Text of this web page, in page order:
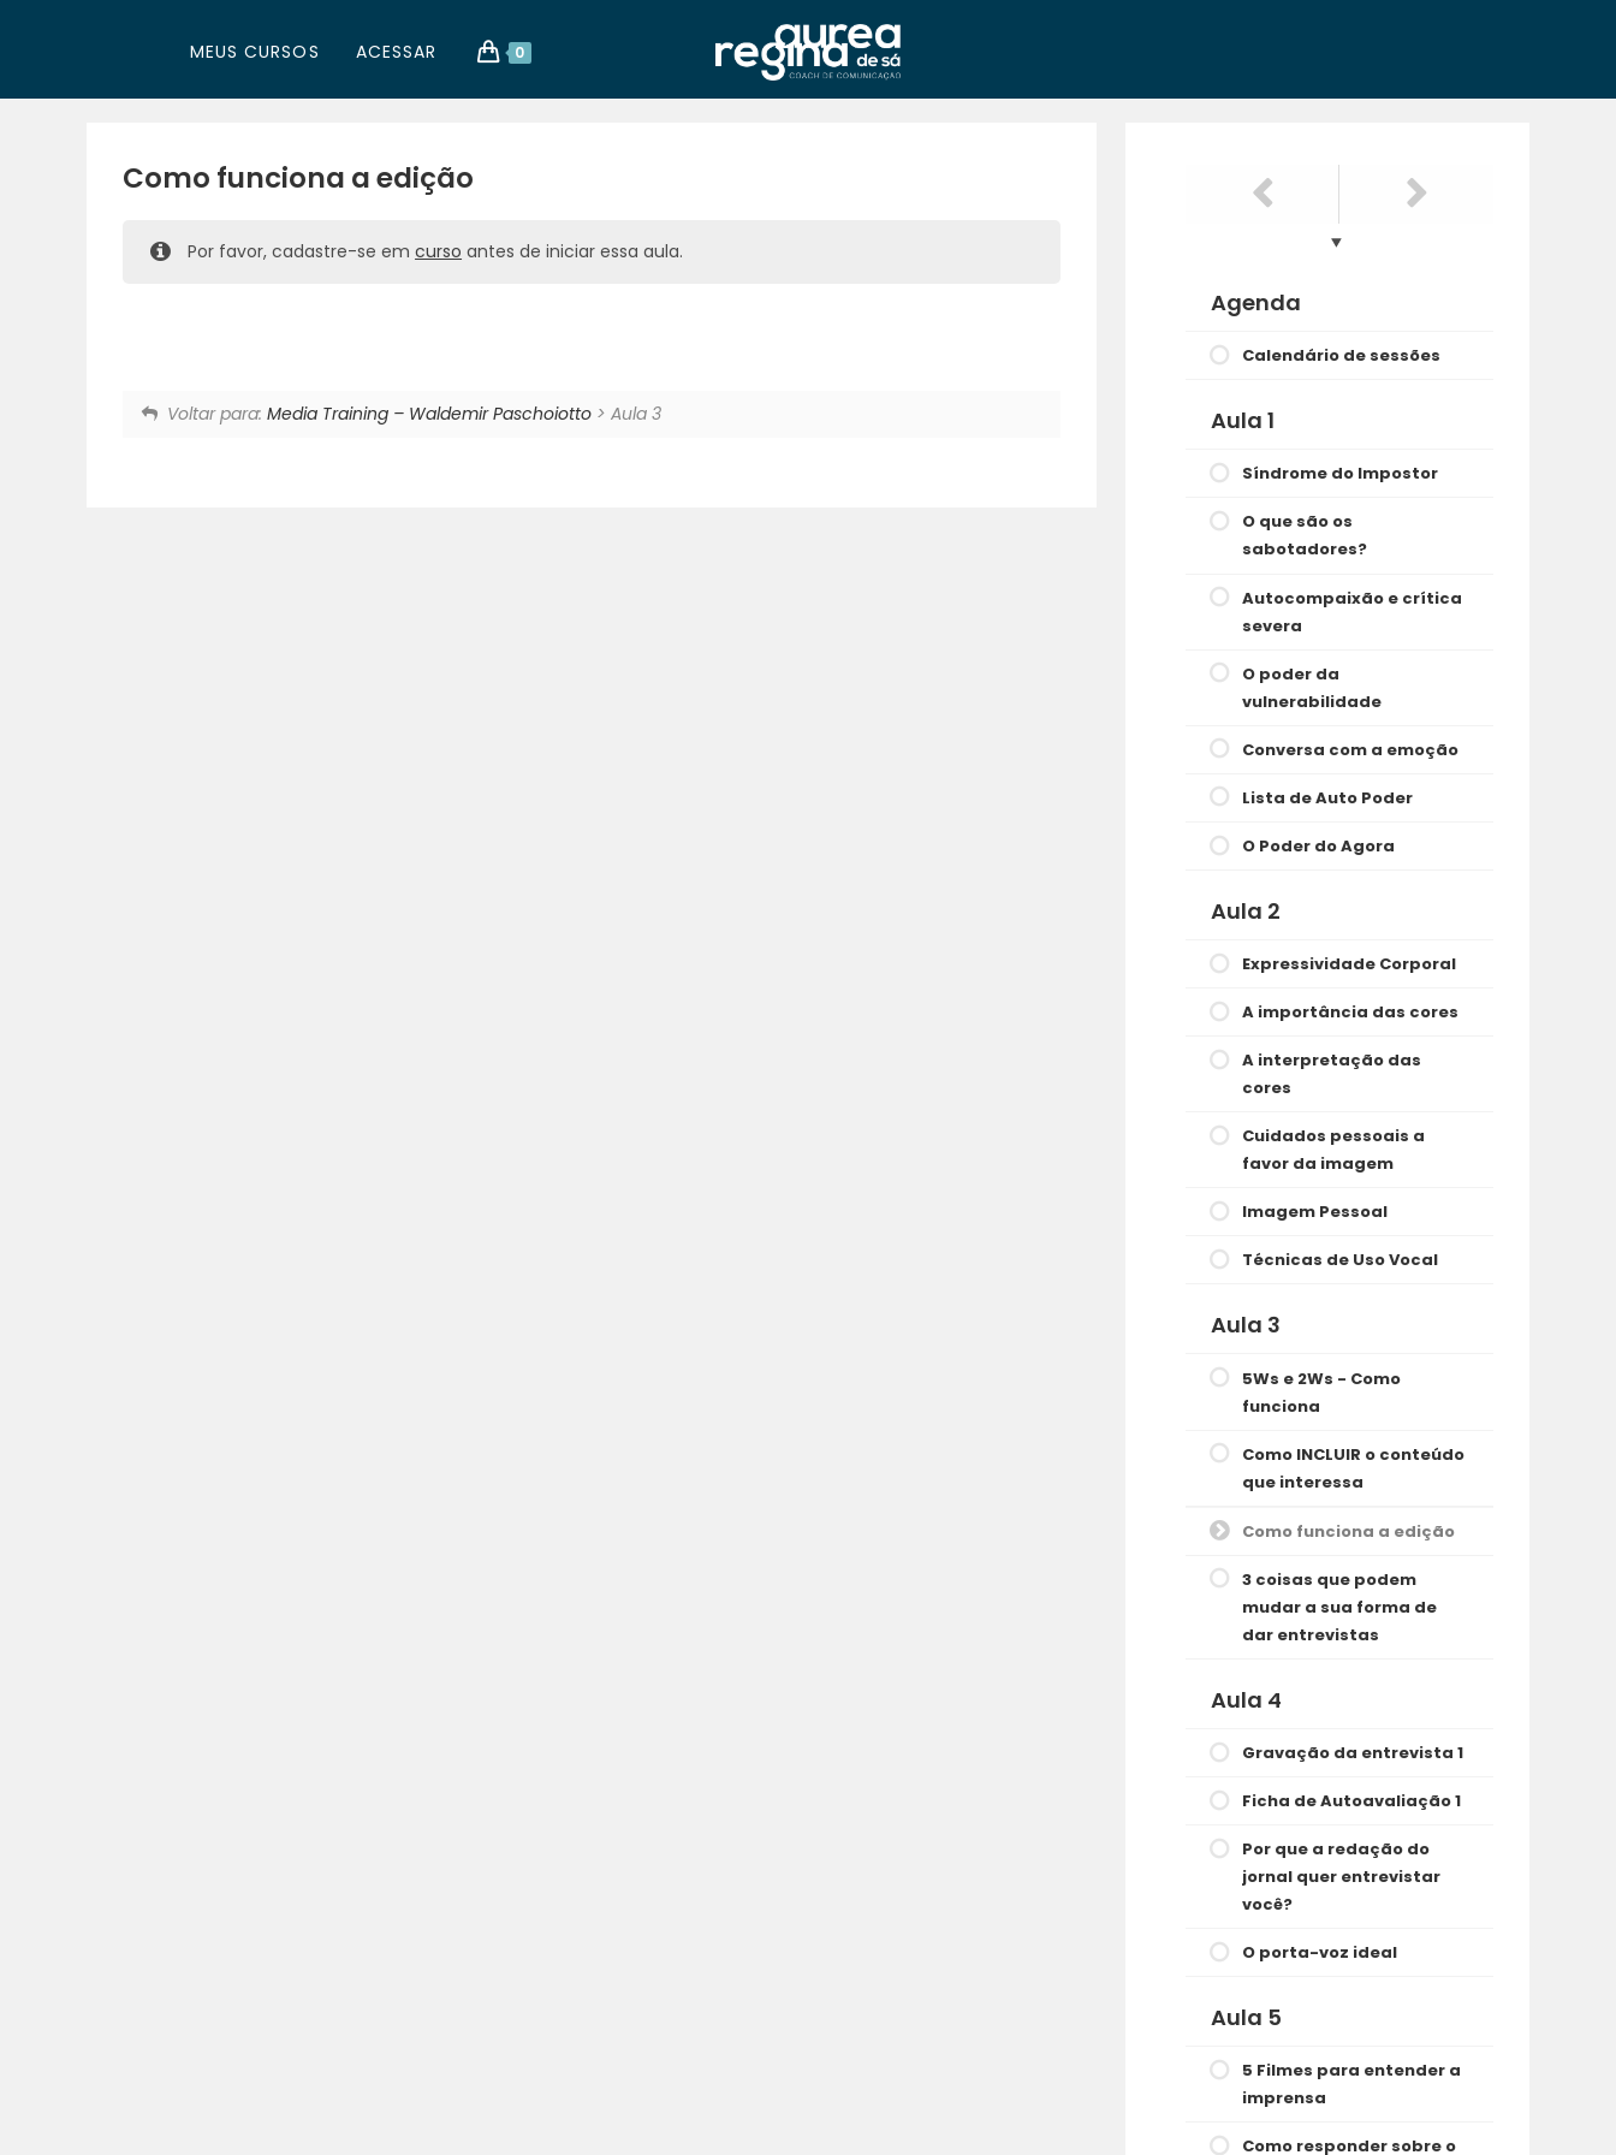
MEUS CURSOS ACESSAR 0
Como funciona a edição
Por favor, cadastre-se emcurso antes de iniciar essa aula.
Voltar para: Media Training – Waldemir Paschoiotto> Aula 3
Agenda
Calendário de sessões
Aula 1
Síndrome do Impostor
O que são os
sabotadores?
Autocompaixão e crítica
severa
O poder da
vulnerabilidade
Conversa com a emoção
Lista de Auto Poder
O Poder do Agora
Aula 2
Expressividade Corporal
A importância das cores
A interpretação das
cores
Cuidados pessoais a
favor da imagem
Imagem Pessoal
Técnicas de Uso Vocal
Aula 3
5Ws e 2Ws - Como
funciona
Como INCLUIR o conteúdo
que interessa
Como funciona a edição
3 coisas que podem
mudar a sua forma de
dar entrevistas
Aula 4
Gravação da entrevista 1
Ficha de Autoavaliação 1
Por que a redação do
jornal quer entrevistar
você?
O porta-voz ideal
Aula 5
5 Filmes para entender a
imprensa
Como responder sobre o